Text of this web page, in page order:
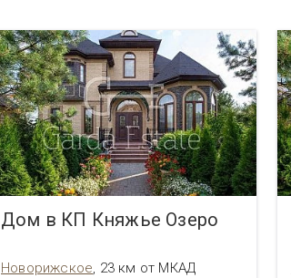
Дом в КП Княжье Озеро
Новорижское 23 км от МКАД